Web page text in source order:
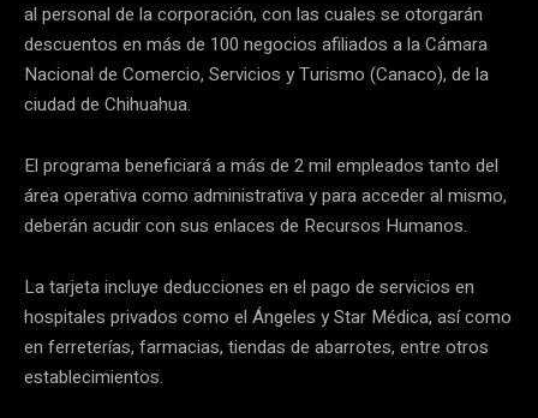
al personal de la corporación, con las cuales se otorgarán
descuentos en más de 100 negocios afiliados a la Cámara
Nacional de Comercio, Servicios y Turismo (Canaco), de la
ciudad de Chihuahua.
El programa beneficiará a más de 2 mil empleados tanto del
área operativa como administrativa y para acceder al mismo,
deberán acudir con sus enlaces de Recursos Humanos.
La tarjeta incluye deducciones en el pago de servicios en
hospitales privados como el Ángeles y Star Médica, así como
en ferreterías, farmacias, tiendas de abarrotes, entre otros
establecimientos.